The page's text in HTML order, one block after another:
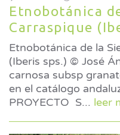
Etnobotánica
Carraspique
Etnobotánica de la
(Iberis sps.) © José Ángel RodríguezIberis
carnosa subsp
en el catálogo
PROYECTO S... leer